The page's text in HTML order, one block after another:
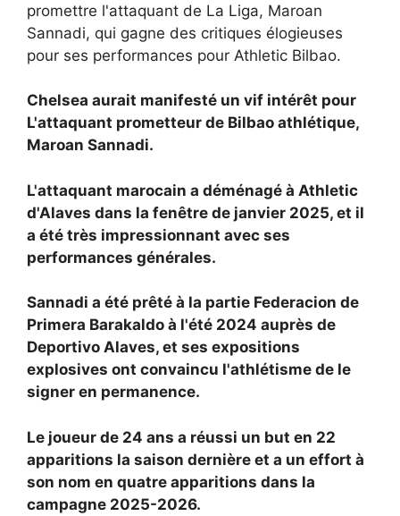
promettre l'attaquant de La Liga, Maroan
Sannadi, qui gagne des critiques élogieuses
pour ses performances pour Athletic Bilbao.
Chelsea aurait manifesté un vif intérêt pour
L'attaquant prometteur de Bilbao athlétique,
Maroan Sannadi.
L'attaquant marocain a déménagé à Athletic
d'Alaves dans la fenêtre de janvier 2025, et il
a été très impressionnant avec ses
performances générales.
Sannadi a été prêté à la partie Federacion de
Primera Barakaldo à l'été 2024 auprès de
Deportivo Alaves, et ses expositions
explosives ont convaincu l'athlétisme de le
signer en permanence.
Le joueur de 24 ans a réussi un but en 22
apparitions la saison dernière et a un effort à
son nom en quatre apparitions dans la
campagne 2025-2026.